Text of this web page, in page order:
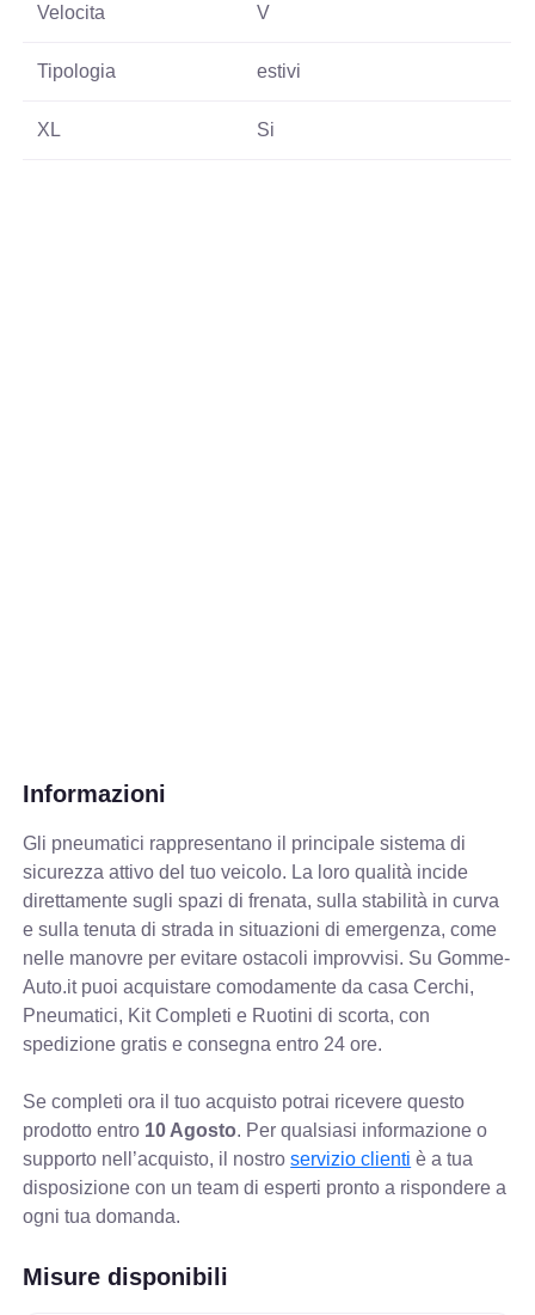
Velocita V
Tipologia estivi
XL Si
Informazioni
Gli pneumatici rappresentano il principale sistema di
sicurezza attivo del tuo veicolo. La loro qualità incide
direttamente sugli spazi di frenata, sulla stabilità in curva
e sulla tenuta di strada in situazioni di emergenza, come
nelle manovre per evitare ostacoli improvvisi. Su Gomme-
Auto.it puoi acquistare comodamente da casa Cerchi,
Pneumatici, Kit Completi e Ruotini di scorta, con
spedizione gratis e consegna entro 24 ore.
Se completi ora il tuo acquisto potrai ricevere questo
prodotto entro 10 Agosto. Per qualsiasi informazione o
supporto nell’acquisto, il nostroservizio clienti è a tua
disposizione con un team di esperti pronto a rispondere a
ogni tua domanda.
Misure disponibili